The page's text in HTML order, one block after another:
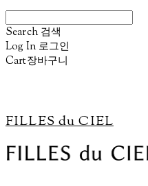
Search 검색
Log In 로그인
Cart장바구니
FILLES du CIEL